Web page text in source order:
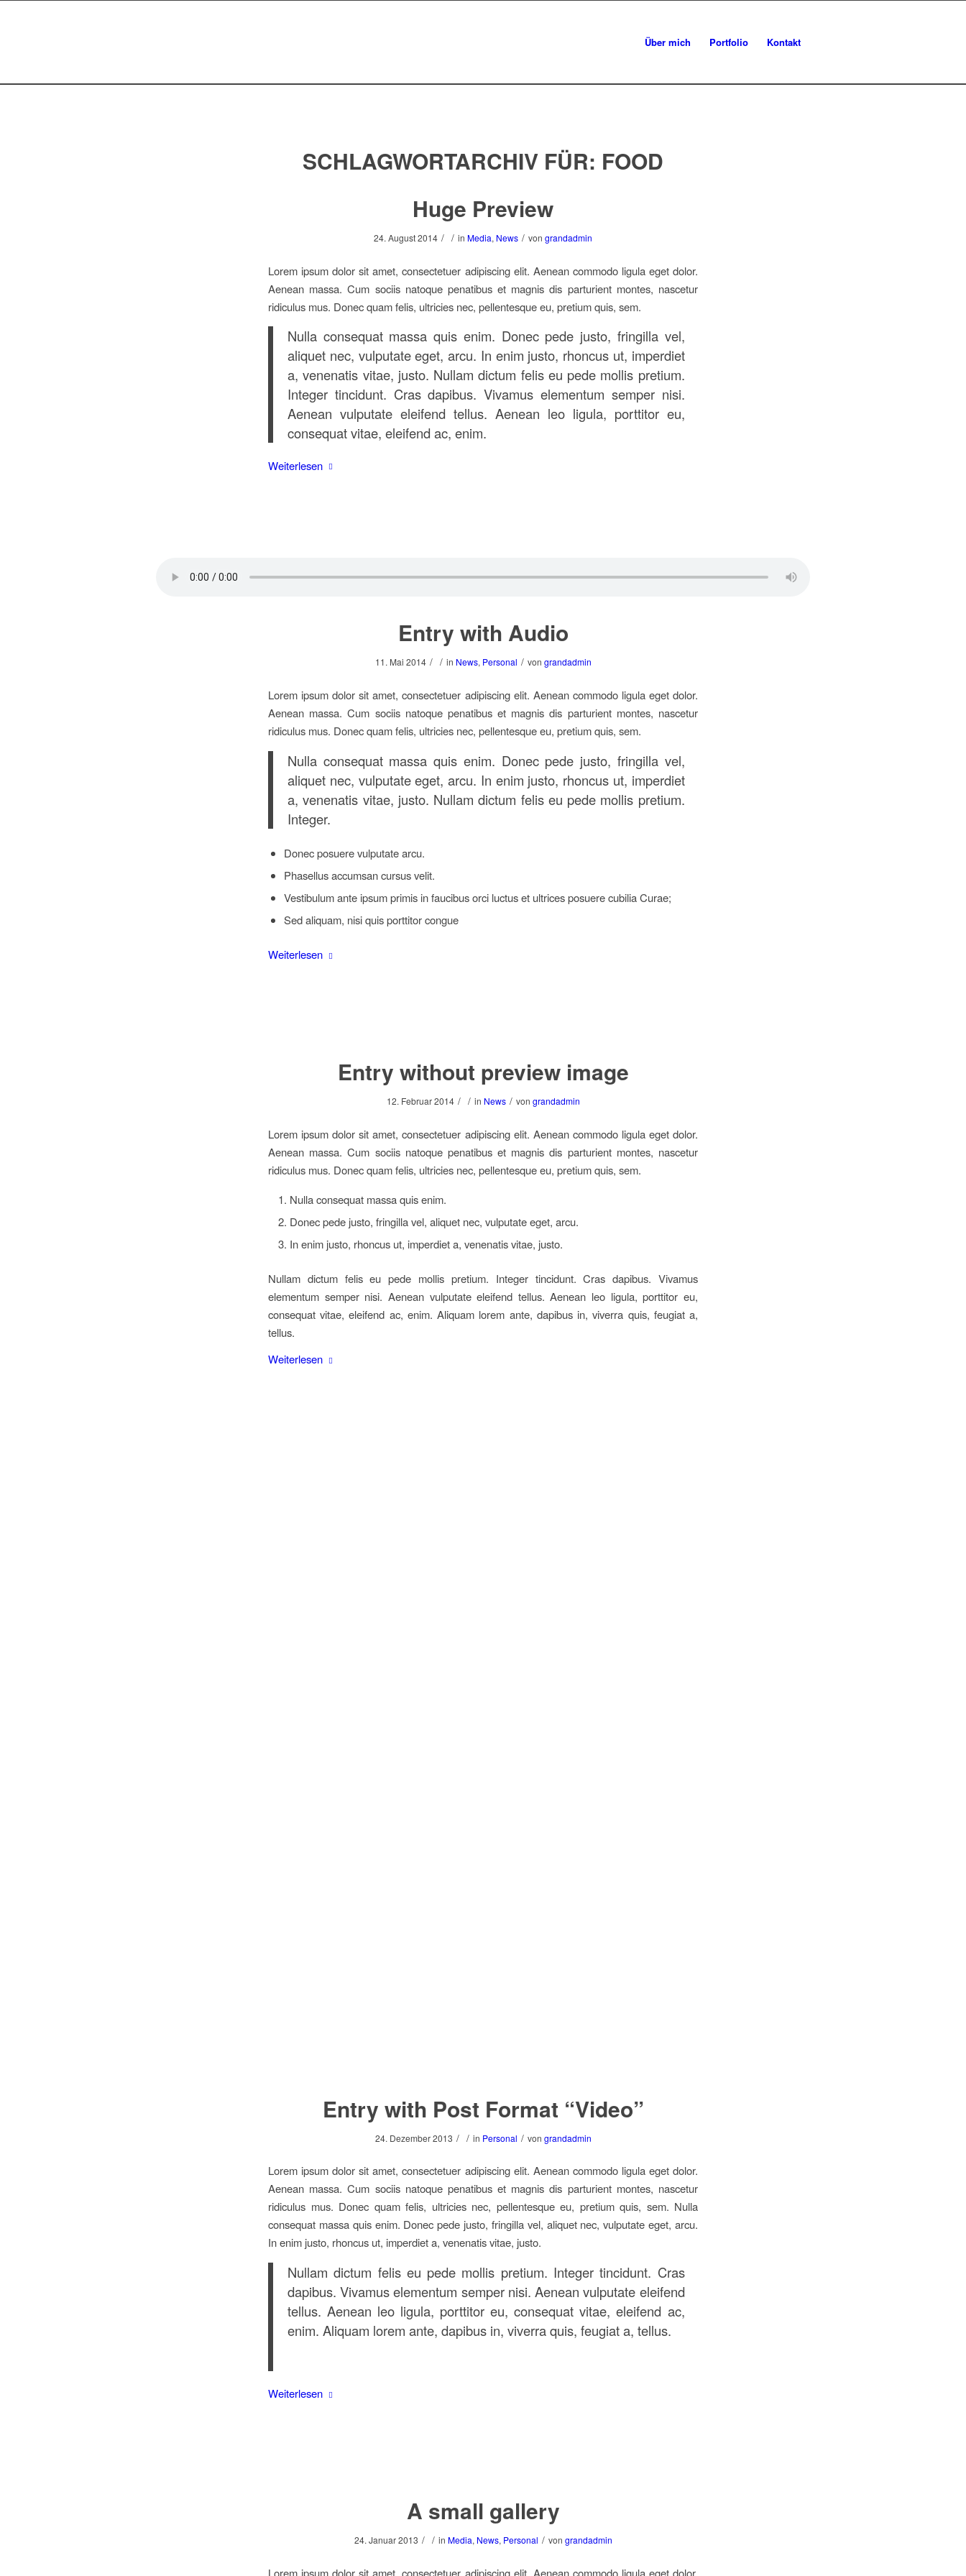
Über mich Portfolio Kontakt
SCHLAGWORTARCHIV FÜR: FOOD
Huge Preview
24. August 2014 / / in Media, News / von grandadmin
Lorem ipsum dolor sit amet, consectetuer adipiscing elit. Aenean commodo ligula eget dolor.
Aenean massa. Cum sociis natoque penatibus et magnis dis parturient montes, nascetur
ridiculus mus. Donec quam felis, ultricies nec, pellentesque eu, pretium quis, sem.
Nulla consequat massa quis enim. Donec pede justo, fringilla vel,
aliquet nec, vulputate eget, arcu. In enim justo, rhoncus ut, imperdiet
a, venenatis vitae, justo. Nullam dictum felis eu pede mollis pretium.
Integer tincidunt. Cras dapibus. Vivamus elementum semper nisi.
Aenean vulputate eleifend tellus. Aenean leo ligula, porttitor eu,
consequat vitae, eleifend ac, enim.
Weiterlesen
Entry with Audio
11. Mai 2014 / / in News, Personal / von grandadmin
Lorem ipsum dolor sit amet, consectetuer adipiscing elit. Aenean commodo ligula eget dolor.
Aenean massa. Cum sociis natoque penatibus et magnis dis parturient montes, nascetur
ridiculus mus. Donec quam felis, ultricies nec, pellentesque eu, pretium quis, sem.
Nulla consequat massa quis enim. Donec pede justo, fringilla vel,
aliquet nec, vulputate eget, arcu. In enim justo, rhoncus ut, imperdiet
a, venenatis vitae, justo. Nullam dictum felis eu pede mollis pretium.
Integer.
Donec posuere vulputate arcu.
Phasellus accumsan cursus velit.
Vestibulum ante ipsum primis in faucibus orci luctus et ultrices posuere cubilia Curae;
Sed aliquam, nisi quis porttitor congue
Weiterlesen
Entry without preview image
12. Februar 2014 / / in News / von grandadmin
Lorem ipsum dolor sit amet, consectetuer adipiscing elit. Aenean commodo ligula eget dolor.
Aenean massa. Cum sociis natoque penatibus et magnis dis parturient montes, nascetur
ridiculus mus. Donec quam felis, ultricies nec, pellentesque eu, pretium quis, sem.
Nulla consequat massa quis enim.
Donec pede justo, fringilla vel, aliquet nec, vulputate eget, arcu.
In enim justo, rhoncus ut, imperdiet a, venenatis vitae, justo.
Nullam dictum felis eu pede mollis pretium. Integer tincidunt. Cras dapibus. Vivamus
elementum semper nisi. Aenean vulputate eleifend tellus. Aenean leo ligula, porttitor eu,
consequat vitae, eleifend ac, enim. Aliquam lorem ante, dapibus in, viverra quis, feugiat a,
tellus.
Weiterlesen
Entry with Post Format “Video”
24. Dezember 2013 / / in Personal / von grandadmin
Lorem ipsum dolor sit amet, consectetuer adipiscing elit. Aenean commodo ligula eget dolor.
Aenean massa. Cum sociis natoque penatibus et magnis dis parturient montes, nascetur
ridiculus mus. Donec quam felis, ultricies nec, pellentesque eu, pretium quis, sem. Nulla
consequat massa quis enim. Donec pede justo, fringilla vel, aliquet nec, vulputate eget, arcu.
In enim justo, rhoncus ut, imperdiet a, venenatis vitae, justo.
Nullam dictum felis eu pede mollis pretium. Integer tincidunt. Cras
dapibus. Vivamus elementum semper nisi. Aenean vulputate eleifend
tellus. Aenean leo ligula, porttitor eu, consequat vitae, eleifend ac,
enim. Aliquam lorem ante, dapibus in, viverra quis, feugiat a, tellus.
Weiterlesen
A small gallery
24. Januar 2013 / / in Media, News, Personal / von grandadmin
Lorem ipsum dolor sit amet, consectetuer adipiscing elit. Aenean commodo ligula eget dolor.